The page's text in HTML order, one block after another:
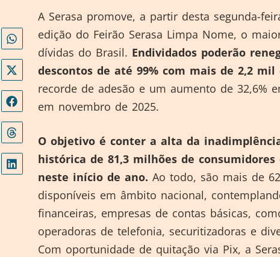
A Serasa promove, a partir desta segunda-
edição do Feirão Serasa Limpa Nome, o
dívidas do Brasil. Endividados poderão
descontos de até 99% com mais de 2,2 mil
recorde de adesão e um aumento de 32,6%
em novembro de 2025.
O objetivo é conter a alta da
histórica de 81,3 milhões de
neste início de ano. Ao todo, são mais de
disponíveis em âmbito nacional,
financeiras, empresas de contas básicas,
operadoras de telefonia, securitizadoras e
Com oportunidade de quitação via Pix, a